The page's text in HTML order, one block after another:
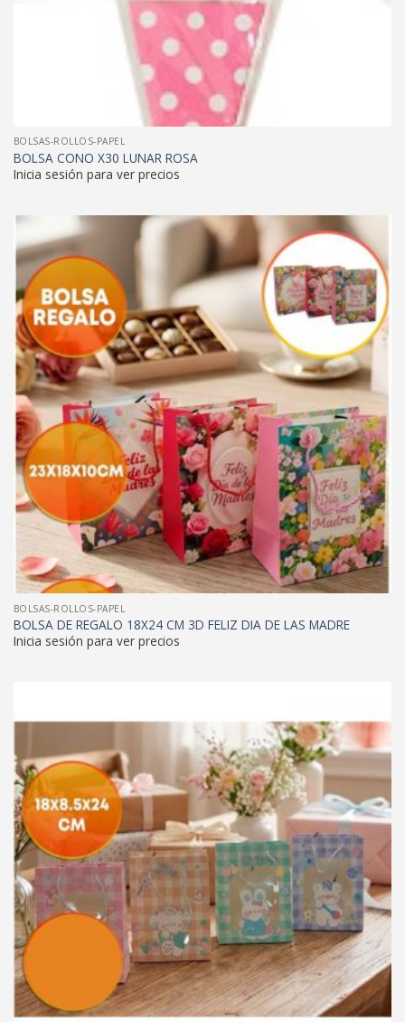
BOLSAS-ROLLOS-PAPEL
BOLSA CONO X30 LUNAR ROSA
Inicia sesión para ver precios
BOLSAS-ROLLOS-PAPEL
BOLSA DE REGALO 18X24 CM 3D FELIZ DIA DE LAS MADRE
Inicia sesión para ver precios